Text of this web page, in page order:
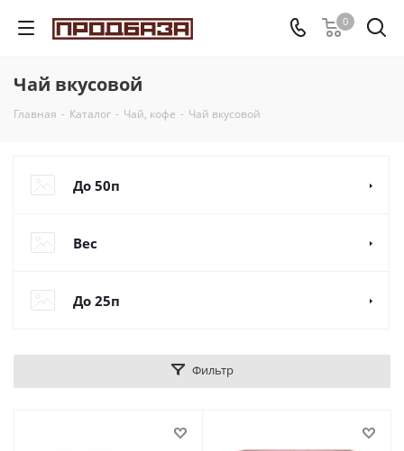
0
Чай вкусовой
Главная - Каталог - Чай, кофе - Чай вкусовой
До 50п
Вес
До 25п
Фильтр